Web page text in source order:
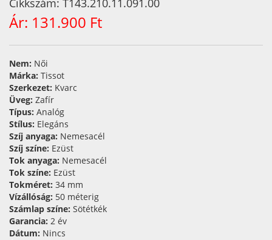
Cikkszám: T143.210.11.091.00
Ár: 131.900 Ft
Nem: Női
Márka: Tissot
Szerkezet: Kvarc
Üveg: Zafír
Típus: Analóg
Stílus: Elegáns
Szíj anyaga: Nemesacél
Szíj színe: Ezüst
Tok anyaga: Nemesacél
Tok színe: Ezüst
Tokméret: 34 mm
Vízállóság: 50 méterig
Számlap színe: Sötétkék
Garancia: 2 év
Dátum: Nincs